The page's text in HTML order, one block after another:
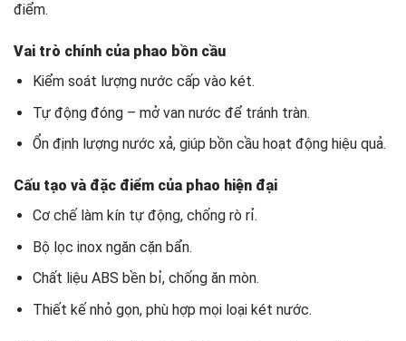
điểm.
Vai trò chính của phao bồn cầu
Kiểm soát lượng nước cấp vào két.
Tự động đóng – mở van nước để tránh tràn.
Ổn định lượng nước xả, giúp bồn cầu hoạt động hiệu quả.
Cấu tạo và đặc điểm của phao hiện đại
Cơ chế làm kín tự động, chống rò rỉ.
Bộ lọc inox ngăn cặn bẩn.
Chất liệu ABS bền bỉ, chống ăn mòn.
Thiết kế nhỏ gọn, phù hợp mọi loại két nước.